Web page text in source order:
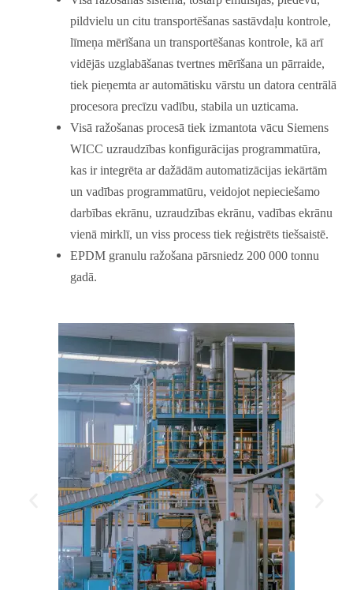
pildvielu un citu transportēšanas sastāvdaļu kontrole,
līmeņa mērīšana un transportēšanas kontrole, kā arī
vidējās uzglabāšanas tvertnes mērīšana un pārraide,
tiek pieņemta ar automātisku vārstu un datora centrālā
procesora precīzu vadību, stabila un uzticama.
Visā ražošanas procesā tiek izmantota vācu Siemens
WICC uzraudzības konfigurācijas programmatūra,
kas ir integrēta ar dažādām automatizācijas iekārtām
un vadības programmatūru, veidojot nepieciešamo
darbības ekrānu, uzraudzības ekrānu, vadības ekrānu
vienā mirklī, un viss process tiek reģistrēts tiešsaistē.
EPDM granulu ražošana pārsniedz 200 000 tonnu
gadā.